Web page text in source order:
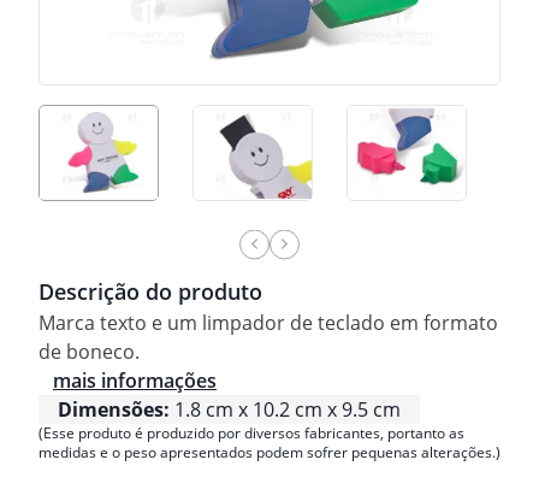
Descrição do produto
Marca texto e um limpador de teclado em formato
de boneco.
mais informações
Dimensões: 1.8 cm x 10.2 cm x 9.5 cm
(Esse produto é produzido por diversos fabricantes, portanto as
medidas e o peso apresentados podem sofrer pequenas alterações.)